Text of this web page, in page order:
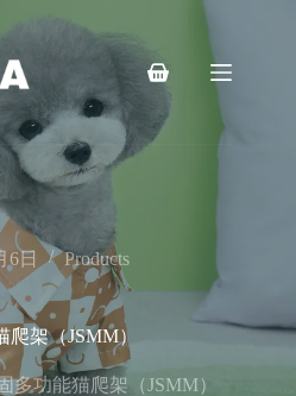
购
车
6日 Products
架（JSMM）
多功能猫爬架（JSMM）